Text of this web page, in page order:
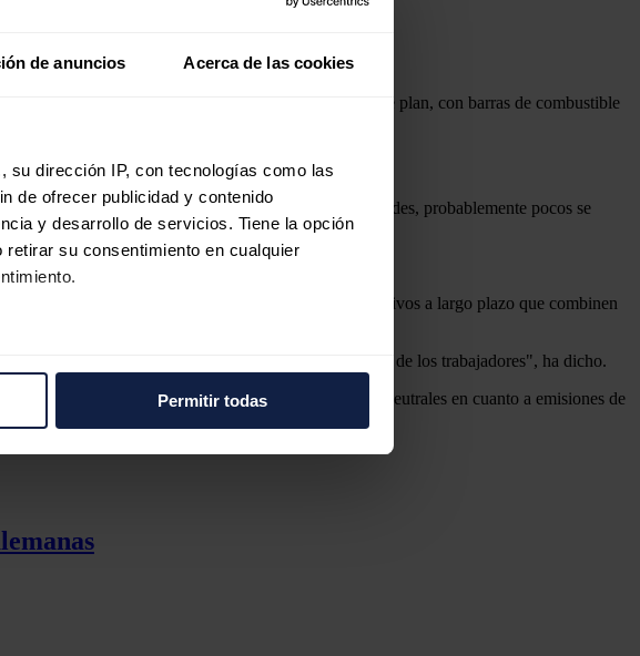
de anuncios Acerca de las cookies
su dirección IP, con tecnologías como las
de ofrecer publicidad y contenido
y desarrollo de servicios. Tiene la opción
su consentimiento en cualquier
ofrecer funciones de redes sociales
información que les haya proporcionado o
Permitir todas
habían coordinado con precisión de acuerdo con este plan, con barras de combustible
de las centrales uno o dos años sin dificultades, probablemente pocos se
durante bastante tiempo.
y los sindicatos, entre otros, para consultar sobre objetivos a largo plazo que combinen
plan conjunto sobre cómo podemos aliviar la carga de los trabajadores", ha dicho.
incluiría a todos aquellos países que aspiren a ser neutrales en cuanto a emisiones de